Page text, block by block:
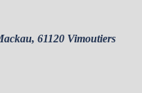
61120 Vimoutiers